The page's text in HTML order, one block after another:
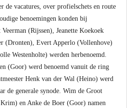
de vacatures, over profielschets en route
benoemingen konden bij
(Rijssen), Jeanette Koekoek
(Dronten), Evert Apperlo (Vollenhove)
Westenholte) werden herbenoemd.
(Goor) werd benoemd vanuit de ring
Henk van der Wal (Heino) werd
de generale synode. Wim de Groot
en Anke de Boer (Goor) namen